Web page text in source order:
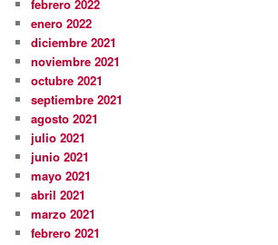
febrero 2022
enero 2022
diciembre 2021
noviembre 2021
octubre 2021
septiembre 2021
agosto 2021
julio 2021
junio 2021
mayo 2021
abril 2021
marzo 2021
febrero 2021